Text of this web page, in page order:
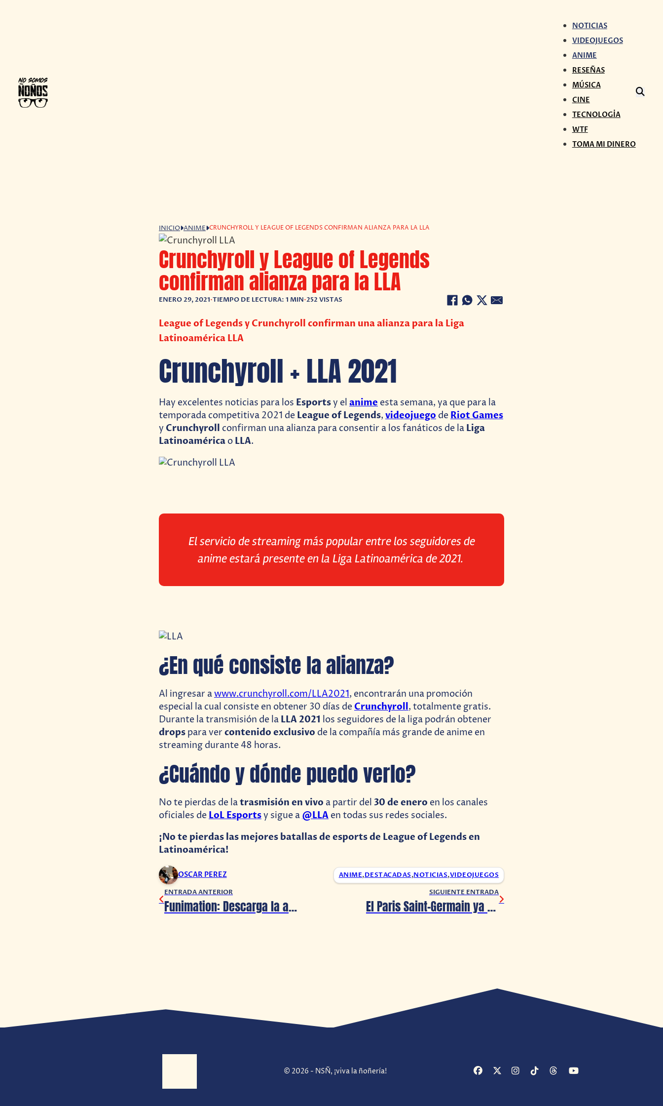
NOTICIAS
VIDEOJUEGOS
ANIME
RESEÑAS
MÚSICA
CINE
TECNOLOGÍA
WTF
TOMA MI DINERO
INICIO ANIME CRUNCHYROLL Y LEAGUE OF LEGENDS CONFIRMAN ALIANZA PARA LA LLA
Crunchyroll y League of Legends
confirman alianza para la LLA
ENERO 29, 2021•TIEMPO DE LECTURA: 1 MIN•252 VISTAS
League of Legends y Crunchyroll confirman una alianza para la Liga
Latinoamérica LLA
Crunchyroll + LLA 2021
Hay excelentes noticias para los Esportsy el anime esta semana, ya que para la
temporada competitiva 2021 de League of Legends, videojuego de Riot Games
y Crunchyroll confirman una alianza para consentir a los fanáticos de la Liga
Latinoamérica o LLA.
El servicio de streaming más popular entre los seguidores de
anime estará presente en la Liga Latinoamérica de 2021.
¿En qué consiste la alianza?
Al ingresar awww.crunchyroll.com/LLA2021, encontrarán una promoción
especial la cual consiste en obtener 30 días deCrunchyroll, totalmente gratis.
Durante la transmisión de la LLA 2021 los seguidores de la liga podrán obtener
drops para vercontenido exclusivo de la compañía más grande de anime en
streaming durante 48 horas.
¿Cuándo y dónde puedo verlo?
No te pierdas de latrasmisión en vivo a partir del 30 de enero en los canales
oficiales deLoL Esportsy sigue a@LLA en todas sus redes sociales.
¡No te pierdas las mejores batallas de esports de League of Legends en
Latinoamérica!
OSCAR PEREZ ANIME,DESTACADAS,NOTICIAS,VIDEOJUEGOS
ENTRADA ANTERIOR
Funimation: Descarga la app para Android
SIGUIENTE ENTRADA
El Paris Saint-Germain ya cuenta con su cuarto uniforme en FIFA 21
© 2026 - NSÑ, ¡viva la ñoñería!